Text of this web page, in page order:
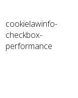
cookielawinfo-
checkbox-
performance